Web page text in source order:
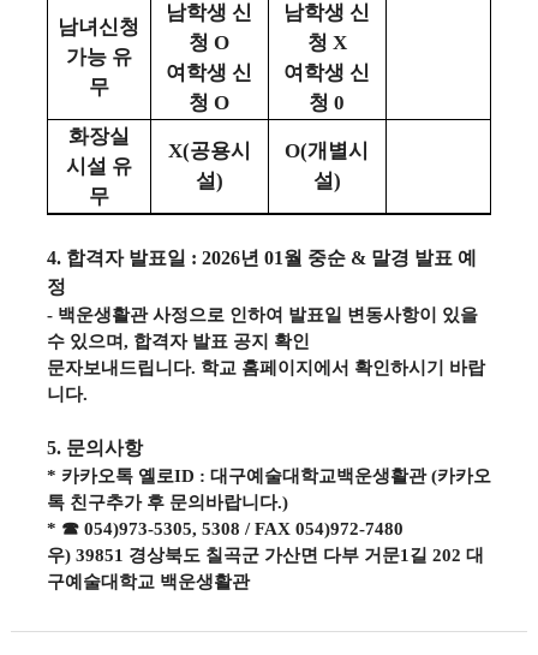
남녀신청
가능 유
무
남학생 신
청O
여학생 신
청O
남학생 신
청 X
여학생 신
청0
화장실
시설 유
무
X(공용시
설)
O(개별시
설)
4. 합격자 발표일 : 2026년 01월 중순 & 말경 발표 예
정
- 백운생활관 사정으로 인하여 발표일 변동사항이 있을
수 있으며, 합격자 발표 공지 확인
문자보내드립니다. 학교 홈페이지에서 확인하시기 바랍
니다.
5. 문의사항
* 카카오톡 옐로ID : 대구예술대학교백운생활관(카카오
톡 친구추가 후 문의바랍니다.)
* ☎ 054)973-5305, 5308 / FAX 054)972-7480
우) 39851 경상북도 칠곡군 가산면 다부 거문1 길 202 대
구예술대학교 백운생활관